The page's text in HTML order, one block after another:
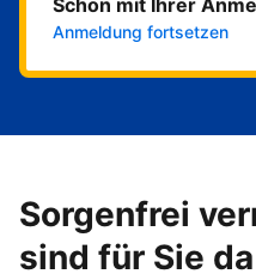
Schon mit Ihrer
Anmeldung fortsetzen
Sorgenfrei
sind für Sie da